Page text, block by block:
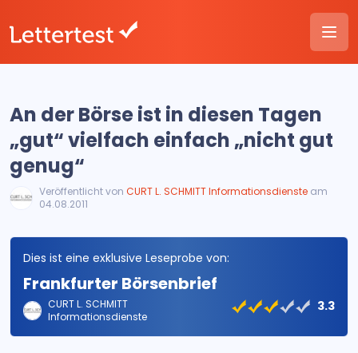
An der Börse ist in diesen Tagen
„gut“ vielfach einfach „nicht gut
genug“
Veröffentlicht vonCURT L. SCHMITT Informationsdienste am
04.08.2011
Dies ist eine exklusive Leseprobe von:
Frankfurter Börsenbrief
CURT L. SCHMITT
Informationsdienste
3.3